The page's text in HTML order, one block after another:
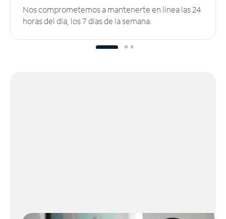
Nos comprometemos a mantenerte en línea las 24
horas del día, los 7 días de la semana.